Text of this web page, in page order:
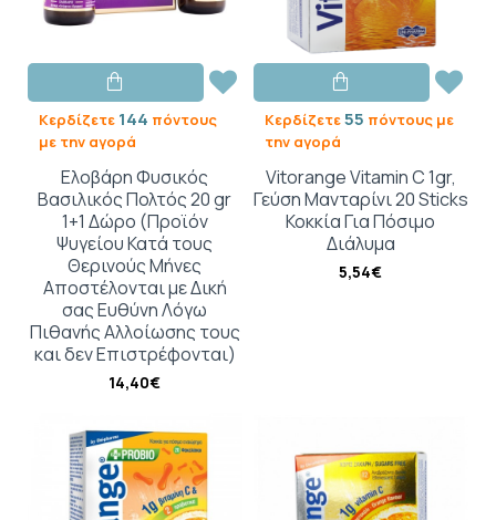
Κερδίζετε 144 πόντους
με την αγορά
Ελοβάρη Φυσικός
Βασιλικός Πολτός 20 gr
1+1 Δώρο (Προϊόν
Ψυγείου Κατά τους
Θερινούς Μήνες
Αποστέλονται με Δική
σας Ευθύνη Λόγω
Πιθανής Αλλοίωσης τους
και δεν Επιστρέφονται)
14,40€
Κερδίζετε55 πόντους με
την αγορά
Vitorange Vitamin C 1gr,
Γεύση Μανταρίνι 20 Sticks
Κοκκία Για Πόσιμο
Διάλυμα
5,54€